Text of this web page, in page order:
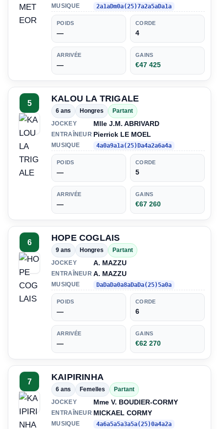
MUSIQUE 2a1aDm0a(25)7a2a5aDa1a
POIDS
—
CORDE
4
ARRIVÉE
—
GAINS
€47 425
5 KALOU LA TRIGALE
6 ans Hongres
Partant
JOCKEY
Mlle J.M. ABRIVARD
ENTRAÎNEUR Pierrick LE MOEL
MUSIQUE 4a0a9a1a(25)Da4a2a6a4a
POIDS
—
CORDE
5
ARRIVÉE
—
GAINS
€67 260
6 HOPE COGLAIS
9 ans Hongres
Partant
JOCKEY
A. MAZZU
ENTRAÎNEUR A. MAZZU
MUSIQUE DaDaDa0a8aDaDa(25)5a0a
POIDS
—
CORDE
6
ARRIVÉE
—
GAINS
€62 270
7 KAIPIRINHA
6 ans Femelles
Partant
JOCKEY
Mme V. BOUDIER-CORMY
ENTRAÎNEUR MICKAEL CORMY
MUSIQUE 4a6a5a5a3a5a(25)0a4a2a